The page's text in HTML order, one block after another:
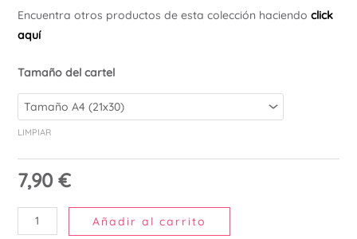
Encuentra otros productos de esta colección haciendo click
aquí
Tamaño del cartel
LIMPIAR
7,90 €
Añadir al carrito